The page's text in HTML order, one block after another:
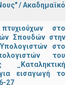
/ Ακαδημαϊκό
στo
Σπουδών στην
στο
του
_Καταληκτική
εισαγωγή το
27